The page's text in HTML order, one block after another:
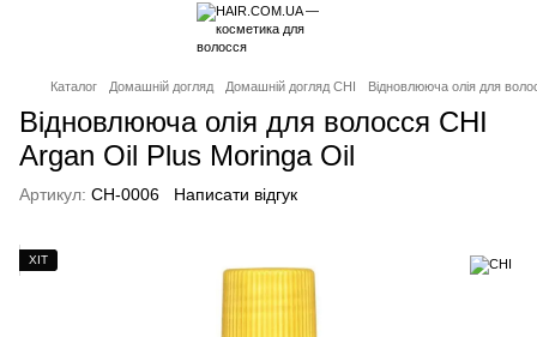
Каталог Домашній догляд Домашній догляд CHI Відновлююча олія для
Відновлююча олія для волосся CHI
Argan Oil Plus Moringa Oil
Артикул: CH-0006 Написати відгук
ХІТ